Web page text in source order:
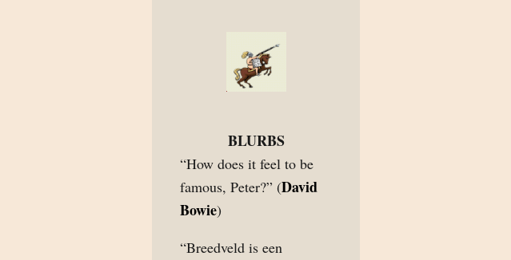
BLURBS
“How does it feel to be
famous, Peter?” (David
Bowie)
“Breedveld is een